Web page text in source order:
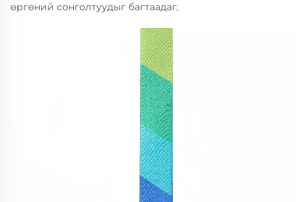
өргөний сонголтуудыг багтаадаг.